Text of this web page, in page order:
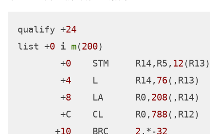
让我们看看接下来要运行哪个指令：
i
        +
0
    BC
15,36
TSO TEST在显示指令时，竟然使用了十进制，但
地址通常都是用十六进制表示的。这说明这是一